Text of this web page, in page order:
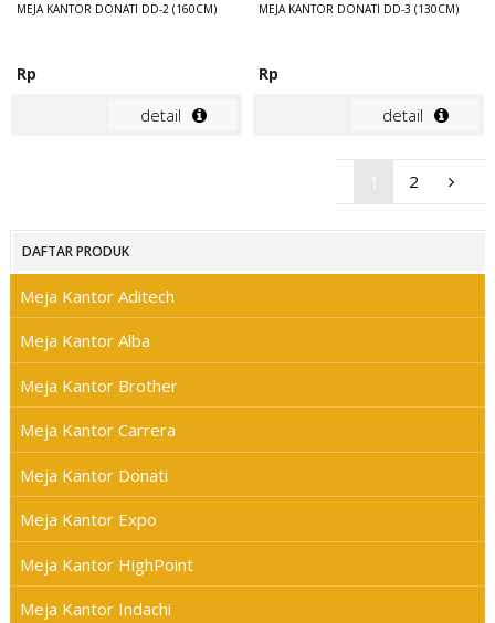
MEJA KANTOR DONATI DD-2 (160CM)
Rp
detail
MEJA KANTOR DONATI DD-3 (130CM)
Rp
detail
2
DAFTAR PRODUK
Meja Kantor Aditech
Meja Kantor Alba
Meja Kantor Brother
Meja Kantor Carrera
Meja Kantor Donati
Meja Kantor Expo
Meja Kantor HighPoint
Meja Kantor Indachi